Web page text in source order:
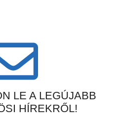
LE A LEGÚJABB
HÍREKRŐL!